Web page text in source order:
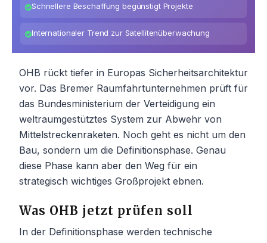
Schnellere Beschaffung begünstigt Projekte
Internationaler Trend zur Satellitenüberwachung
OHB rückt tiefer in Europas Sicherheitsarchitektur
vor. Das Bremer Raumfahrtunternehmen prüft für
das Bundesministerium der Verteidigung ein
weltraumgestütztes System zur Abwehr von
Mittelstreckenraketen. Noch geht es nicht um den
Bau, sondern um die Definitionsphase. Genau
diese Phase kann aber den Weg für ein
strategisch wichtiges Großprojekt ebnen.
Was OHB jetzt prüfen soll
In der Definitionsphase werden technische